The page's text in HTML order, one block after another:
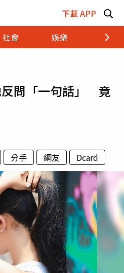
下載 APP
社會 娛樂 財經
問「一句話」 竟
分手 網友 Dcard